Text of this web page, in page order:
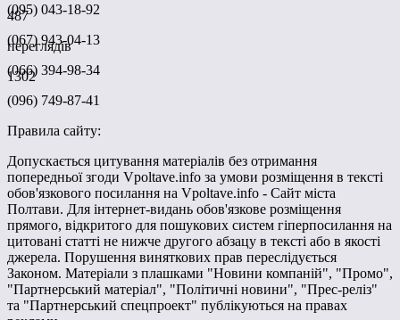
487
переглядів
1302
(095) 043-18-92
(067) 943-04-13
(066) 394-98-34
(096) 749-87-41
Правила сайту:
Допускається цитування матеріалів без отримання
попередньої згоди Vpoltave.info за умови розміщення в тексті
обов'язкового посилання на Vpoltave.info - Сайт міста
Полтави. Для інтернет-видань обов'язкове розміщення
прямого, відкритого для пошукових систем гіперпосилання на
цитовані статті не нижче другого абзацу в тексті або в якості
джерела. Порушення виняткових прав переслідується
Законом. Матеріали з плашками "Новини компаній", "Промо",
"Партнерський матеріал", "Політичні новини", "Прес-реліз"
та "Партнерський спецпроект" публікуються на правах